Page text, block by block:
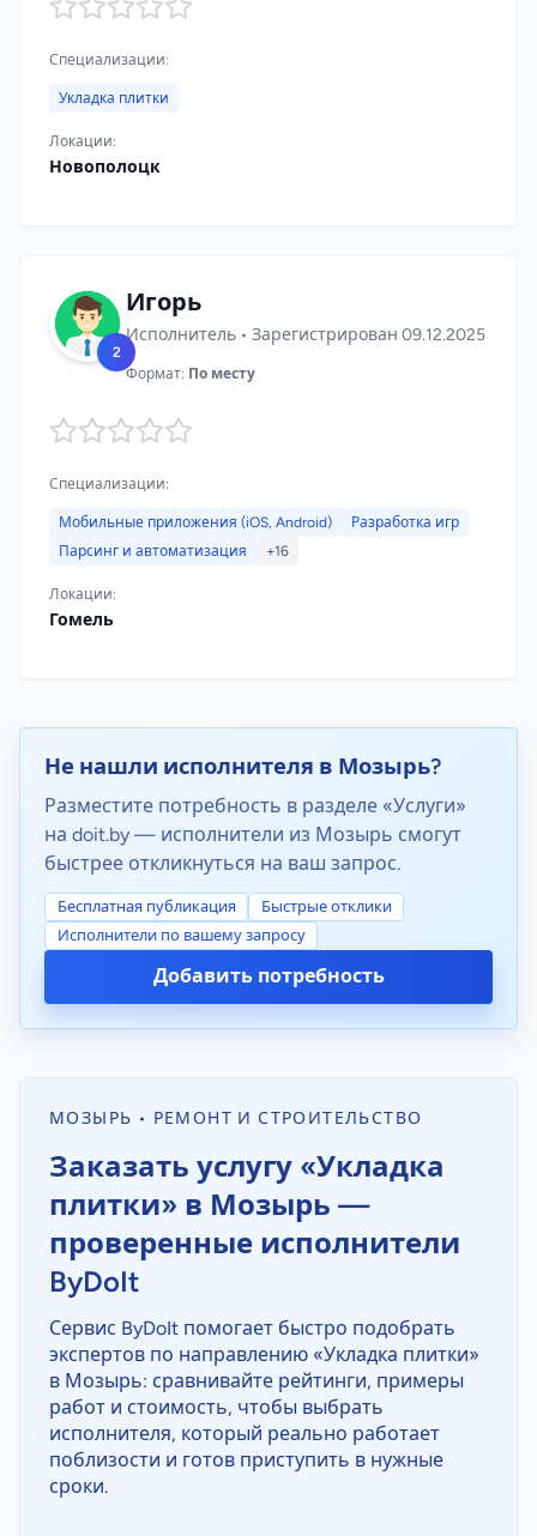
Специализации:
Укладка плитки
Локации:
Новополоцк
2
Игорь
Исполнитель • Зарегистрирован 09.12.2025
Формат: По месту
Специализации:
Мобильные приложения (iOS, Android)
Разработка игр
Парсинг и автоматизация
+16
Локации:
Гомель
Не нашли исполнителя в Мозырь?
Разместите потребность в разделе «Услуги»
на doit.by — исполнители из Мозырь смогут
быстрее откликнуться на ваш запрос.
Бесплатная публикация
Быстрые отклики
Исполнители по вашему запросу
Добавить потребность
МОЗЫРЬ • РЕМОНТ И СТРОИТЕЛЬСТВО
Заказать услугу «Укладка
плитки» в Мозырь —
проверенные исполнители
ByDoIt
Сервис ByDoIt помогает быстро подобрать
экспертов по направлению «Укладка плитки»
в Мозырь: сравнивайте рейтинги, примеры
работ и стоимость, чтобы выбрать
исполнителя, который реально работает
поблизости и готов приступить в нужные
сроки.